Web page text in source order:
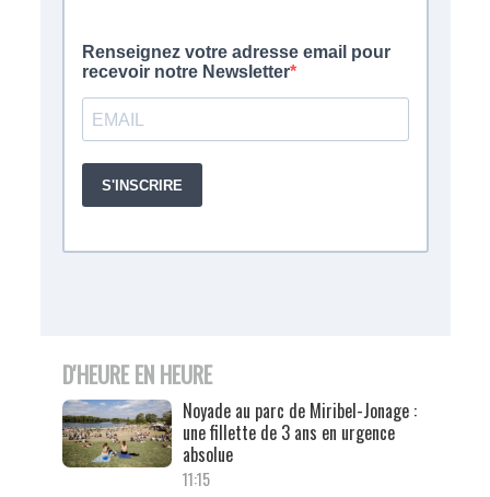
D'HEURE EN HEURE
Noyade au parc de Miribel-Jonage :
une fillette de 3 ans en urgence
absolue
11:15